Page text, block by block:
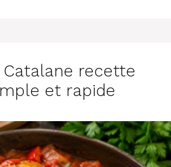
recette
et rapide